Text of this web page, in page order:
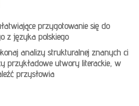
przygotowanie się do
z języka polskiego
analizy strukturalnej znanych ci
przykładowe utwory literackie, w
przysłowia